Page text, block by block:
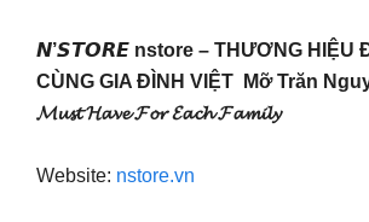
𝙉’𝙎𝙏𝙊𝙍𝙀 nstore – THƯƠNG HIỆU
CÙNG GIA ĐÌNH VIỆT Mỡ Trăn
𝓜𝓾𝓼𝓽 𝓗𝓪𝓿𝓮 𝓕𝓸𝓻 𝓔𝓪𝓬𝓱 𝓕𝓪𝓶𝓲𝓵𝔂
Website: nstore.vn